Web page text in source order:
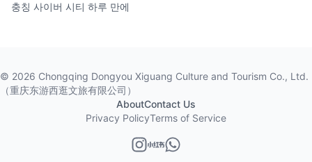
충칭 사이버 시티 하루 만에
© 2026 Chongqing Dongyou Xiguang Culture and Tourism Co., Ltd.
（重庆东游西逛文旅有限公司）
AboutContact Us
Privacy PolicyTerms of Service